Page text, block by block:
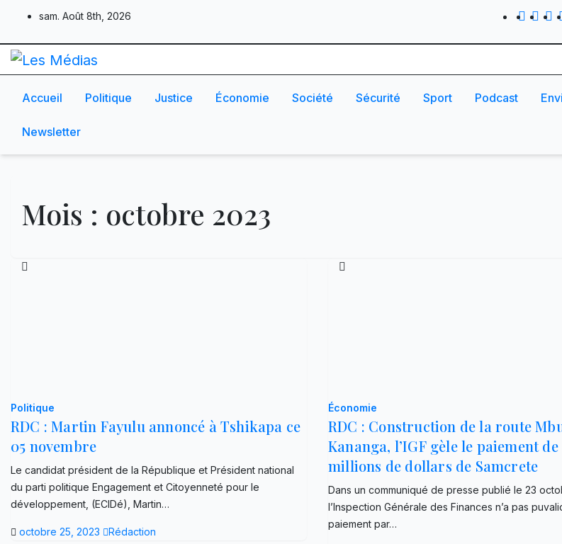
content
sam. Août 8th, 2026
Accueil Politique Justice Économie Société Sécurité Sport Podcast
Newsletter
Mois : octobre 2023
Politique
RDC : Martin Fayulu annoncé à Tshikapa ce
05 novembre
Le candidat président de la République et Président national
du parti politique Engagement et Citoyenneté pour le
développement, (ECIDé), Martin…
octobre 25, 2023 Rédaction
Économie
RDC : Construction de la route
Kananga, l’IGF gèle le paiement de
millions de dollars de Samcrete
Dans un communiqué de presse publié le 23
l’Inspection Générale des Finances n’a pas
paiement par…